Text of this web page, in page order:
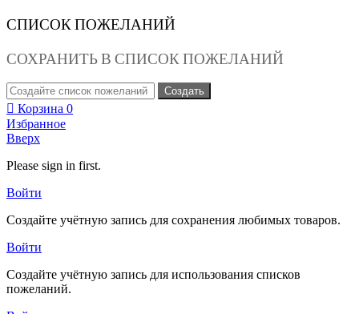
СПИСОК ПОЖЕЛАНИЙ
СОХРАНИТЬ В СПИСОК ПОЖЕЛАНИЙ
Создать
Корзина 0
Избранное
Вверх
Please sign in first.
Войти
Создайте учётную запись для сохранения любимых товаров.
Войти
Создайте учётную запись для использования списков
пожеланий.